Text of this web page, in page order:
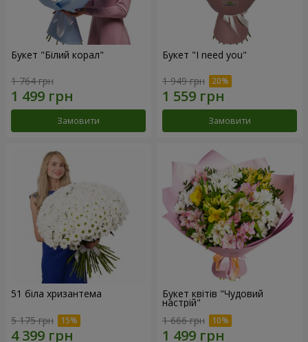
Букет "Білий корал"
1 764 грн
Замовити
Букет "I need you"
1 949 грн
Замовити
51 біла хризантема
5 175 грн
Букет квітів "Чудовий
настрій"
1 666 грн